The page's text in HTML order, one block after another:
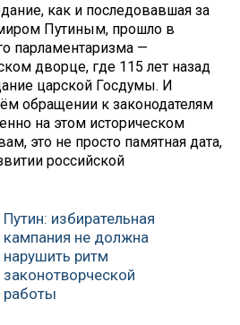
как и последовавшая за
Путиным, прошло в
парламентаризма —
дворце, где 115 лет назад
царской Госдумы. И
обращении к законодателям
на этом историческом
это не просто памятная дата,
российской
Путин: избирательная
кампания не должна
нарушить ритм
законотворческой
работы